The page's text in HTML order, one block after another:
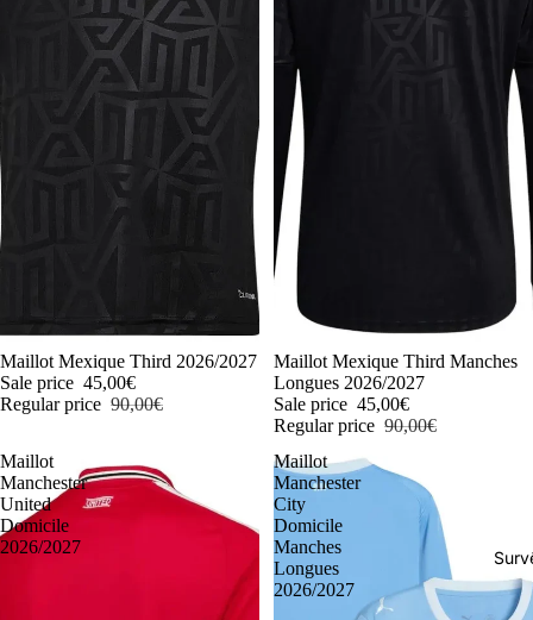
-50%
Maillot Mexique Third 2026/2027
Sale price 45,00€
Regular price 90,00€
-50%
Maillot Mexique Third Manches
Longues 2026/2027
Sale price 45,00€
Regular price 90,00€
Maillot
Manchester
United
Domicile
2026/2027
Maillot
Manchester
City
Domicile
Manches
Longues
2026/2027